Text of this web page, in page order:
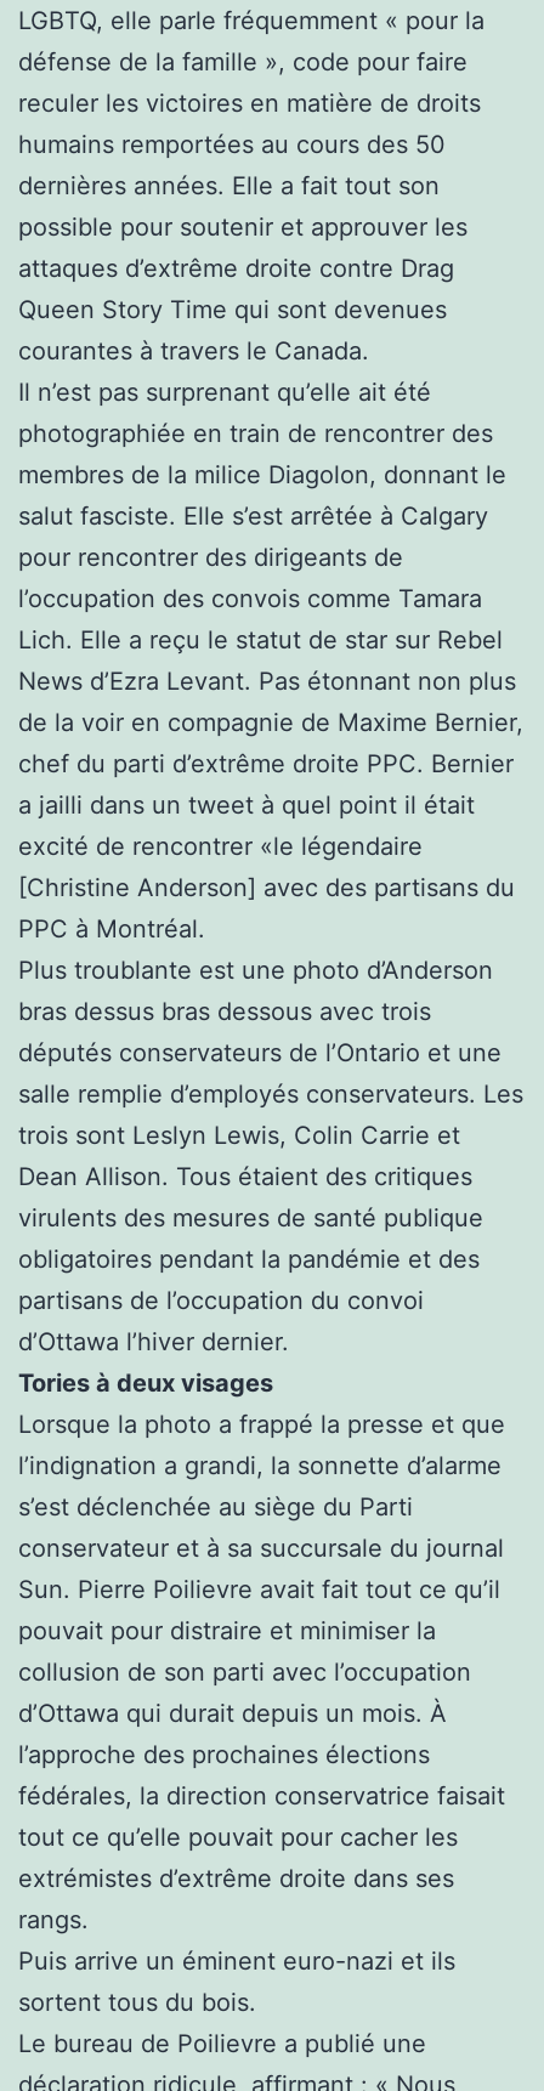
LGBTQ, elle parle fréquemment « pour la
défense de la famille », code pour faire
reculer les victoires en matière de droits
humains remportées au cours des 50
dernières années. Elle a fait tout son
possible pour soutenir et approuver les
attaques d’extrême droite contre Drag
Queen Story Time qui sont devenues
courantes à travers le Canada.
Il n’est pas surprenant qu’elle ait été
photographiée en train de rencontrer des
membres de la milice Diagolon, donnant le
salut fasciste. Elle s’est arrêtée à Calgary
pour rencontrer des dirigeants de
l’occupation des convois comme Tamara
Lich. Elle a reçu le statut de star sur Rebel
News d’Ezra Levant. Pas étonnant non plus
de la voir en compagnie de Maxime Bernier,
chef du parti d’extrême droite PPC. Bernier
a jailli dans un tweet à quel point il était
excité de rencontrer «le légendaire
[Christine Anderson] avec des partisans du
PPC à Montréal.
Plus troublante est une photo d’Anderson
bras dessus bras dessous avec trois
députés conservateurs de l’Ontario et une
salle remplie d’employés conservateurs. Les
trois sont Leslyn Lewis, Colin Carrie et
Dean Allison. Tous étaient des critiques
virulents des mesures de santé publique
obligatoires pendant la pandémie et des
partisans de l’occupation du convoi
d’Ottawa l’hiver dernier.
Tories à deux visages
Lorsque la photo a frappé la presse et que
l’indignation a grandi, la sonnette d’alarme
s’est déclenchée au siège du Parti
conservateur et à sa succursale du journal
Sun. Pierre Poilievre avait fait tout ce qu’il
pouvait pour distraire et minimiser la
collusion de son parti avec l’occupation
d’Ottawa qui durait depuis un mois. À
l’approche des prochaines élections
fédérales, la direction conservatrice faisait
tout ce qu’elle pouvait pour cacher les
extrémistes d’extrême droite dans ses
rangs.
Puis arrive un éminent euro-nazi et ils
sortent tous du bois.
Le bureau de Poilievre a publié une
déclaration ridicule, affirmant : « Nous